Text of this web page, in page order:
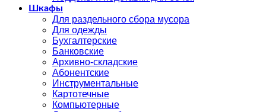
Шкафы
Для раздельного сбора мусора
Для одежды
Бухгалтерские
Банковские
Архивно-складские
Абонентские
Инструментальные
Картотечные
Компьютерные